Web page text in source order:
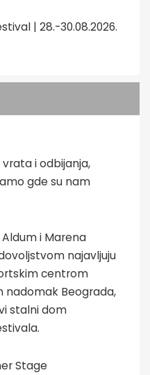
| 28.-30.08.2026.
i odbijanja,
gde su nam
i Marena
najavljuju
centrom
nadomak Beograda,
stalni dom
Stage